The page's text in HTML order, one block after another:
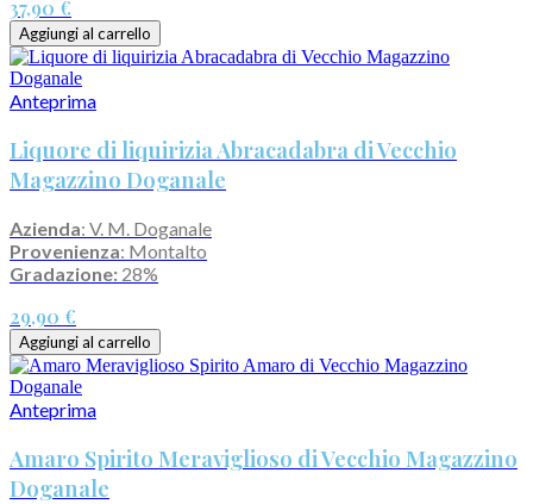
37,90 €
Aggiungi al carrello
Anteprima
Liquore di liquirizia Abracadabra di Vecchio
Magazzino Doganale
Azienda: V. M. Doganale
Provenienza: Montalto
Gradazione: 28%
29,90 €
Aggiungi al carrello
Anteprima
Amaro Spirito Meraviglioso di Vecchio Magazzino
Doganale